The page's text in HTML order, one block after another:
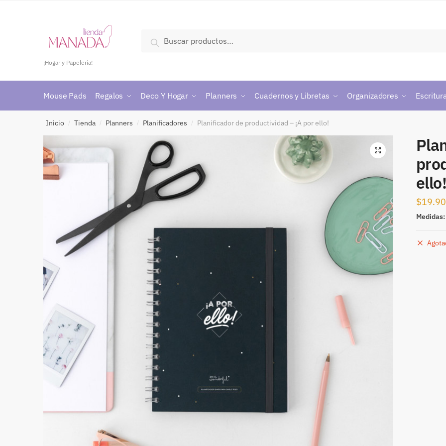
¡Hogar y Papelería!
Buscar
Mouse Pads Regalos Deco Y Hogar Planners Cuadernos y Libretas Organizadores
Inicio / Tienda / Planners / Planificadores / Planificador de productividad – ¡A por ello!
$
Medidas: